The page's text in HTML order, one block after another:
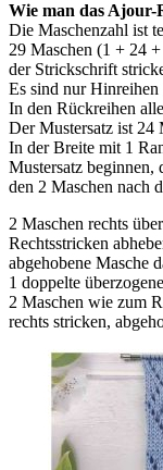
Wie man das
Die Maschenzahl ist
29 Maschen (1 + 24
der Strickschrift
Es sind nur Hinreihen
In den Rückreihen
Der Mustersatz ist 24
In der Breite mit 1
Mustersatz beginnen,
den 2 Maschen nach
2 Maschen rechts
Rechtsstricken
abgehobene Masche
1 doppelte
2 Maschen wie zum
rechts stricken,